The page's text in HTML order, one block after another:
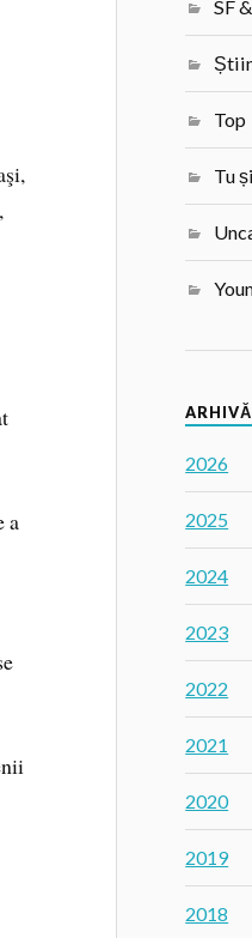
a
SF
Top
Tu
ARHIVĂ
2026
2025
2024
2023
2022
2021
2020
2019
2018